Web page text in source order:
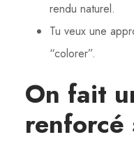
rendu naturel.
Tu veux une
“colorer”.
On fait